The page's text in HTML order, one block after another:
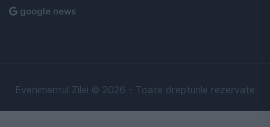
google news
Evenimentul Zilei © 2026 - Toate drepturile rezervate